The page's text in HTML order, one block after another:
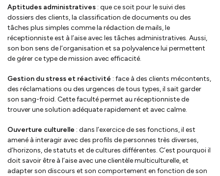
Aptitudes administratives : que ce soit pour le suivi des
dossiers des clients, la classification de documents ou des
tâches plus simples comme la rédaction de mails, le
réceptionniste est à l’aise avec les tâches administratives. Aussi,
son bon sens de l’organisation et sa polyvalence lui permettent
de gérer ce type de mission avec efficacité.
Gestion du stress et réactivité : face à des clients mécontents,
des réclamations ou des urgences de tous types, il sait garder
son sang-froid. Cette faculté permet au réceptionniste de
trouver une solution adéquate rapidement et avec calme.
Ouverture culturelle : dans l’exercice de ses fonctions, il est
amené à interagir avec des profils de personnes très diverses,
d’horizons, de statuts et de cultures différentes. C’est pourquoi il
doit savoir être à l’aise avec une clientèle multiculturelle, et
adapter son discours et son comportement en fonction de son